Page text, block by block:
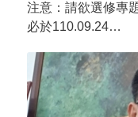
注意：請欲選修專
必於110.09.24…